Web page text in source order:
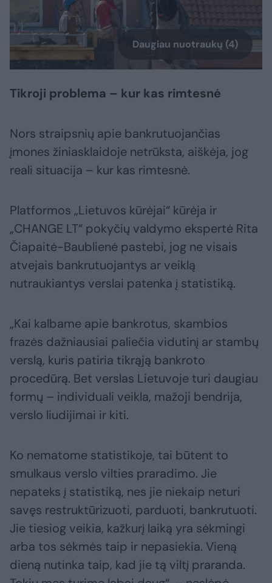
Daugiau nuotraukų (4)
Tikroji problema – kur kas rimtesnė
Nors straipsnių apie bankrutuojančias
įmones žiniasklaidoje netrūksta, aiškėja, jog
reali situacija – kur kas rimtesnė.
Platformos „Lietuvos kūrėjai“ kūrėja ir
„CHANGE LT“ pokyčių valdymo ekspertė Rita
Čiapaitė-Baublienė pastebi, jog ne visais
atvejais bankrutuojantys ar veiklą
nutraukiantys verslai patenka į statistiką.
„Kai kalbame apie bankrotus, skambios
frazės dažniausiai paliečia vidutinį ar stambų
verslą, kuris patiria tikrąją bankroto
procedūrą. Bet verslas Lietuvoje turi daugiau
formų – individuali veikla, mažoji bendrija,
verslo liudijimai ir kiti.
Ko nematome statistikoje, tai būtent to
smulkaus verslo vilties praradimo. Jie
nepateks į statistiką, nes jie niekaip neturi
savęs restruktūrizuoti, parduoti, bankrutuoti.
Jie tiesiog veikia, kažkurį laiką yra sėkmingi
arba tos sėkmės taip ir nepasiekia. Vieną
dieną nutinka taip, kad jie tą viltį praranda.